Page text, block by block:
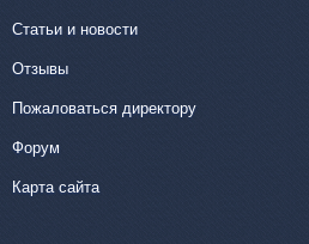
Статьи и новости
Отзывы
Пожаловаться директору
Форум
Карта сайта